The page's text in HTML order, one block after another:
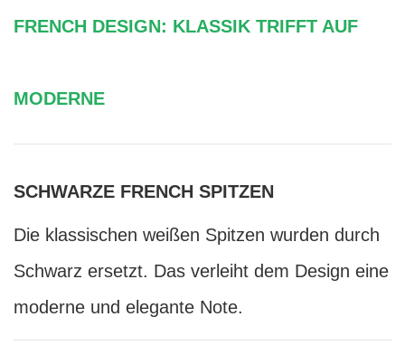
FRENCH DESIGN: KLASSIK TRIFFT AUF
MODERNE
SCHWARZE FRENCH SPITZEN
Die klassischen weißen Spitzen wurden durch
Schwarz ersetzt. Das verleiht dem Design eine
moderne und elegante Note.